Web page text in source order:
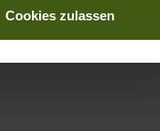
Cookies zulassen